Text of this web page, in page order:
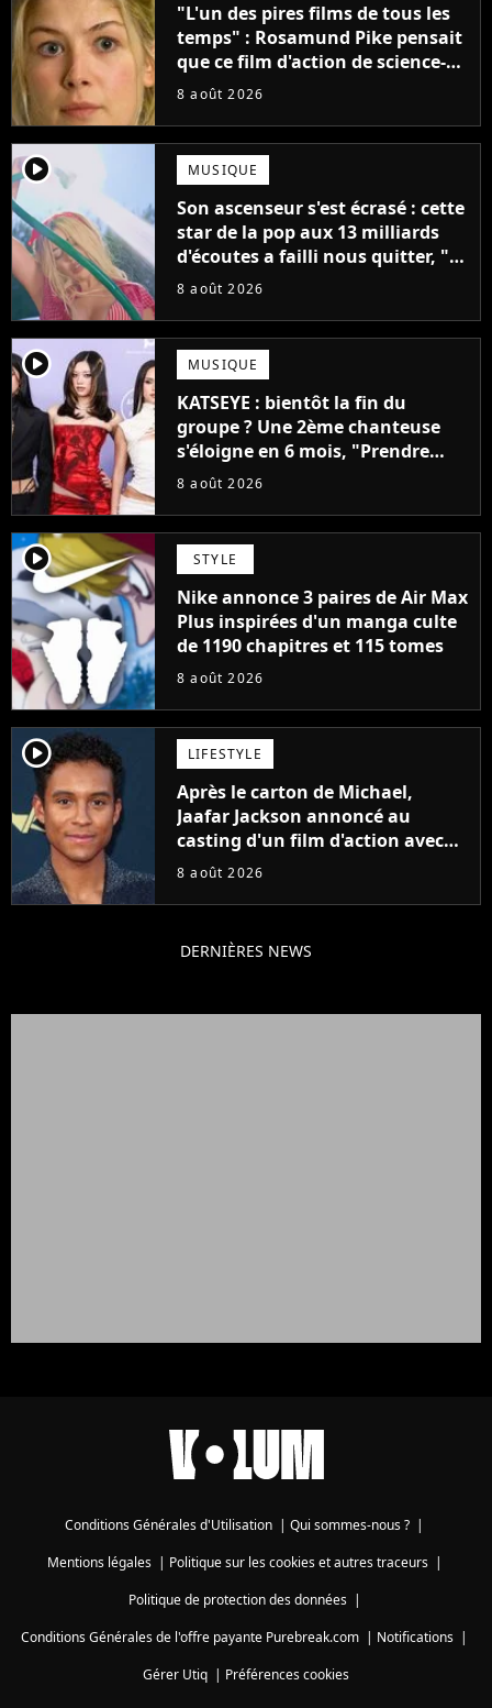
"L'un des pires films de tous les
temps" : Rosamund Pike pensait
que ce film d'action de science-
fiction avec Dwayne Johnson
8 août 2026
player2 MUSIQUE
Son ascenseur s'est écrasé : cette
star de la pop aux 13 milliards
d'écoutes a failli nous quitter, "Je
pensais ne plus jamais chanter"
8 août 2026
player2 MUSIQUE
KATSEYE : bientôt la fin du
groupe ? Une 2ème chanteuse
s'éloigne en 6 mois, "Prendre
cette décision n’a pas été facile"
8 août 2026
player2 STYLE
Nike annonce 3 paires de Air Max
Plus inspirées d'un manga culte
de 1190 chapitres et 115 tomes
8 août 2026
player2 LIFESTYLE
Après le carton de Michael,
Jaafar Jackson annoncé au
casting d'un film d'action avec
Will Smith
8 août 2026
DERNIÈRES NEWS
Conditions Générales d'Utilisation | Qui sommes-nous ? |
Mentions légales| Politique sur les cookies et autres traceurs|
Politique de protection des données|
Conditions Générales de l'offre payante Purebreak.com | Notifications |
Gérer Utiq | Préférences cookies